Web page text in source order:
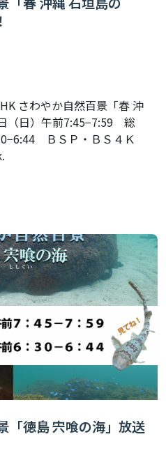
さわやか自然百景「春 沖
（日）午前7:45−7:59 総
ＢＳＰ・ＢＳ４Ｋ
「徳島 宍喰の海」放送